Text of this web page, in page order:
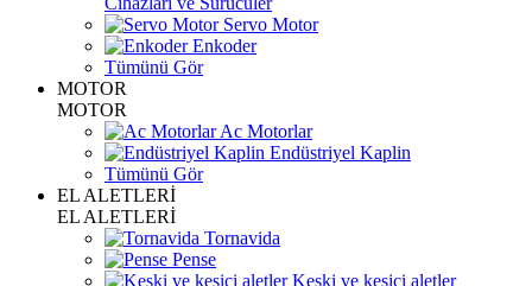
Servo Motor
Enkoder
Tümünü Gör
MOTOR
MOTOR
Ac Motorlar
Endüstriyel Kaplin
Tümünü Gör
EL ALETLERİ
EL ALETLERİ
Tornavida
Pense
Keski ve kesici aletler